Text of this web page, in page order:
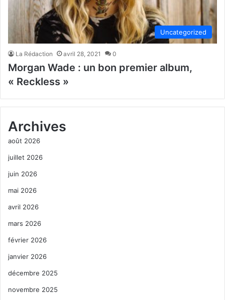
Uncategorized
La Rédaction avril 28, 2021 0
Morgan Wade : un bon premier album,
« Reckless »
Archives
août 2026
juillet 2026
juin 2026
mai 2026
avril 2026
mars 2026
février 2026
janvier 2026
décembre 2025
novembre 2025